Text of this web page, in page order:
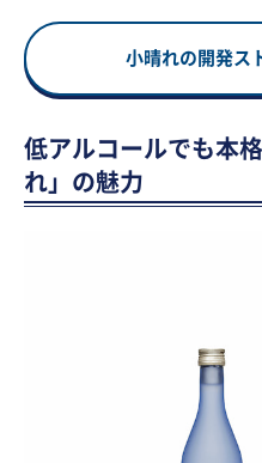
小晴れの開発ス
低アルコールでも本
れ」の魅力